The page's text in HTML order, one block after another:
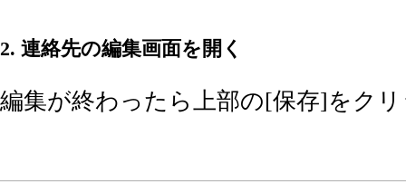
2. 連絡先の編集画面を開く
編集が終わったら上部の[保存]をク